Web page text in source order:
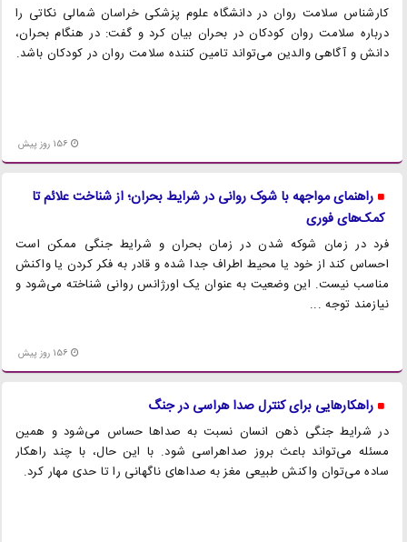
کارشناس سلامت روان در دانشگاه علوم پزشکی خراسان شمالی نکاتی را
درباره سلامت روان کودکان در بحران بیان کرد و گفت: در هنگام بحران،
دانش و آگاهی والدین می‌تواند تامین کننده سلامت روان در کودکان باشد.
156 روز پیش
راهنمای مواجهه با شوک روانی در شرایط بحران؛ از شناخت علائم تا
کمک‌های فوری
فرد در زمان شوکه شدن در زمان بحران و شرایط جنگی ممکن است
احساس کند از خود یا محیط اطراف جدا شده و قادر به فکر کردن یا واکنش
مناسب نیست. این وضعیت به عنوان یک اورژانس روانی شناخته می‌شود و
نیازمند توجه ...
156 روز پیش
راهکارهایی برای کنترل صدا هراسی در جنگ
در شرایط جنگی ذهن انسان نسبت به صداها حساس‌ می‌شود و همین
مسئله می‌تواند باعث بروز صداهراسی شود. با این حال، با چند راهکار
ساده می‌توان واکنش طبیعی مغز به صداهای ناگهانی را تا حدی مهار کرد.